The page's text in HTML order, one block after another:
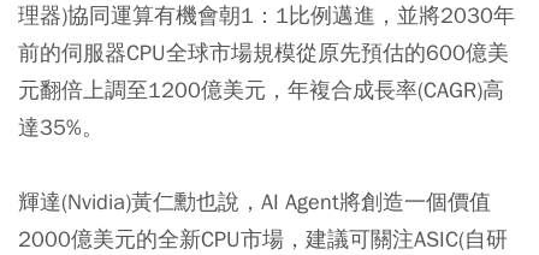
理器)協同運算有機會朝1：1比例邁進，並將2030年
前的伺服器CPU全球市場規模從原先預估的600億美
元翻倍上調至1200億美元，年複合成長率(CAGR)高
達35%。
輝達(Nvidia)黃仁勳也說，AI Agent將創造一個價值
2000億美元的全新CPU市場，建議可關注ASIC(自研